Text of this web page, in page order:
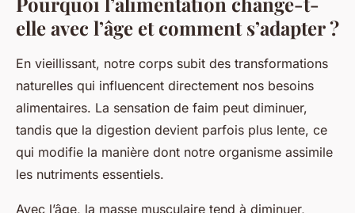
elle avec l’âge et comment s’adapter ?
En vieillissant, notre corps subit des transformations
naturelles qui influencent directement nos besoins
alimentaires. La sensation de faim peut diminuer,
tandis que la digestion devient parfois plus lente, ce
qui modifie la manière dont notre organisme assimile
les nutriments essentiels.
Avec l’âge, la masse musculaire tend à diminuer,